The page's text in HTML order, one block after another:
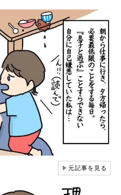
▶元記事を見る